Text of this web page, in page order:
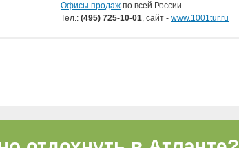
Офисы продаж по всей России
Тел.: (495) 725-10-01, сайт - www.1001tur.ru